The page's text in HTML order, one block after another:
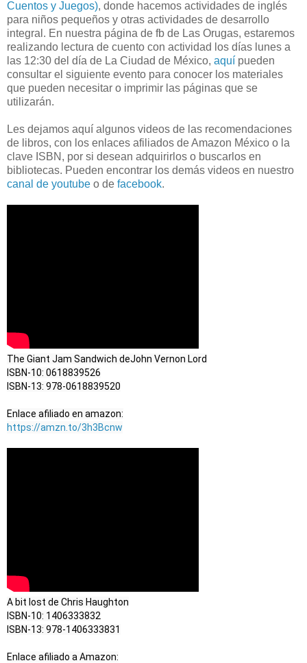
Cuentos y Juegos), donde hacemos actividades de inglés
para niños pequeños y otras actividades de desarrollo
integral. En nuestra página de fb de Las Orugas, estaremos
realizando lectura de cuento con actividad los días lunes a
las 12:30 del día de La Ciudad de México, aquí pueden
consultar el siguiente evento para conocer los materiales
que pueden necesitar o imprimir las páginas que se
utilizarán.
Les dejamos aquí algunos videos de las recomendaciones
de libros, con los enlaces afiliados de Amazon México o la
clave ISBN, por si desean adquirirlos o buscarlos en
bibliotecas. Pueden encontrar los demás videos en nuestro
canal de youtube o de facebook.
The Giant Jam Sandwich deJohn Vernon Lord
ISBN-10: 0618839526
ISBN-13: 978-0618839520
Enlace afiliado en amazon:
https://amzn.to/3h3Bcnw
A bit lost de Chris Haughton
ISBN-10: 1406333832
ISBN-13: 978-1406333831